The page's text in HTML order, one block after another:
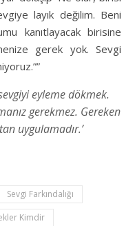
layık değilim. Beni
kanıtlayacak birisine
gerek yok. Sevgi
eyleme dökmek.
gerekmez. Gereken
uygulamadır.’
Sevgi Farkındalığı
Kimdir